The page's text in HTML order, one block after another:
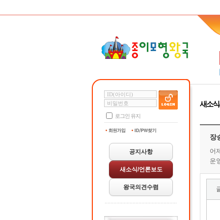
로그인 유지
공지사항
새소식/언론보도
왕국의견수렴
새소
장
어
운